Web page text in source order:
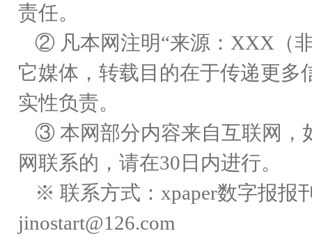
责任。
② 凡本网注明“来源：XXX（
它媒体，转载目的在于传递更
实性负责。
③ 本网部分内容来自互联网，
网联系的，请在30日内进行。
※ 联系方式：xpaper数字报报
jinostart@126.com